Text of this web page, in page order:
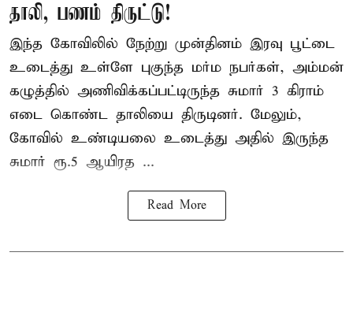
தாலி, பணம் திருட்டு!
இந்த கோவிலில் நேற்று முன்தினம் இரவு பூட்டை
உடைத்து உள்ளே புகுந்த மர்ம நபர்கள், அம்மன்
கழுத்தில் அணிவிக்கப்பட்டிருந்த சுமார் 3 கிராம்
எடை கொண்ட தாலியை திருடினர். மேலும்,
கோவில் உண்டியலை உடைத்து அதில் இருந்த
சுமார் ரூ.5 ஆயிரத ...
Read More